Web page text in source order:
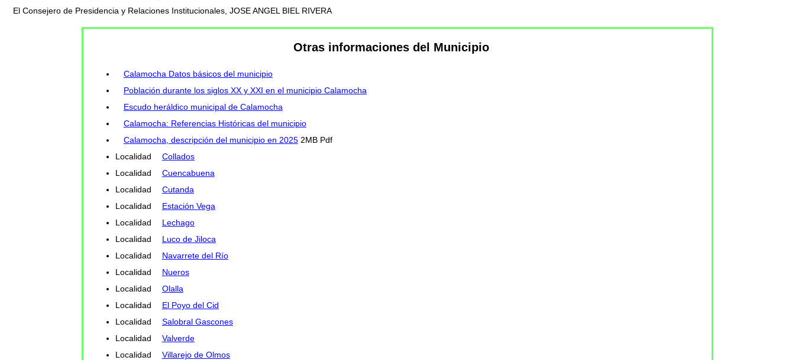
El Consejero de Presidencia y Relaciones Institucionales, JOSE ANGEL BIEL RIVERA
Otras informaciones del Municipio
Calamocha Datos básicos del municipio
Población durante los siglos XX y XXI en el municipio Calamocha
Escudo heráldico municipal de Calamocha
Calamocha: Referencias Históricas del municipio
Calamocha, descripción del municipio en 20252MB Pdf
Localidad
Collados
Localidad
Cuencabuena
Localidad
Cutanda
Localidad
Estación Vega
Localidad
Lechago
Localidad
Luco de Jiloca
Localidad
Navarrete del Río
Localidad
Nueros
Localidad
Olalla
Localidad
El Poyo del Cid
Localidad
Salobral Gascones
Localidad
Valverde
Localidad
Villarejo de Olmos